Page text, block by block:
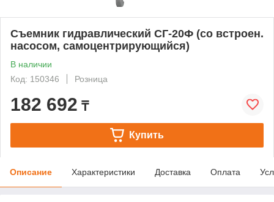
Съемник гидравлический СГ-20Ф (со встроен.
насосом, самоцентрирующийся)
В наличии
Код: 150346
Розница
182 692 ₸
Купить
Описание Характеристики Доставка Оплата